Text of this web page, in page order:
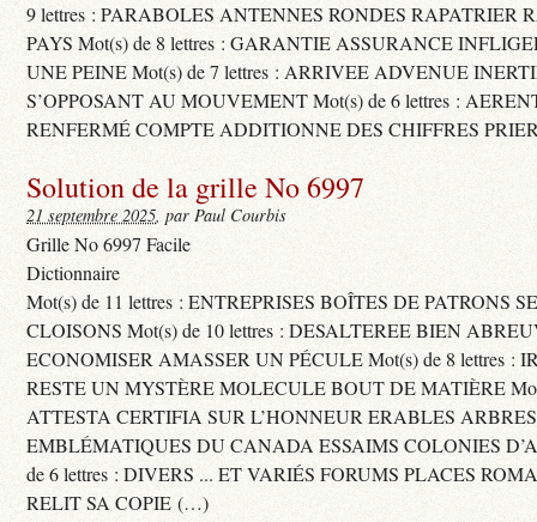
9 lettres : PARABOLES ANTENNES RONDES RAPATRIER
PAYS Mot(s) de 8 lettres : GARANTIE ASSURANCE
UNE PEINE Mot(s) de 7 lettres : ARRIVEE ADVENUE
S’OPPOSANT AU MOUVEMENT Mot(s) de 6 lettres :
RENFERMÉ COMPTE ADDITIONNE DES CHIFFRES
Solution de la grille No 6997
21 septembre 2025, par Paul Courbis
Grille No 6997 Facile
Dictionnaire
Mot(s) de 11 lettres : ENTREPRISES BOÎTES DE PATRONS
CLOISONS Mot(s) de 10 lettres : DESALTEREE BIEN
ECONOMISER AMASSER UN PÉCULE Mot(s) de 8 lettres :
RESTE UN MYSTÈRE MOLECULE BOUT DE MATIÈRE
ATTESTA CERTIFIA SUR L’HONNEUR ERABLES ARBRES
EMBLÉMATIQUES DU CANADA ESSAIMS COLONIES
de 6 lettres : DIVERS ... ET VARIÉS FORUMS PLACES
RELIT SA COPIE (…)